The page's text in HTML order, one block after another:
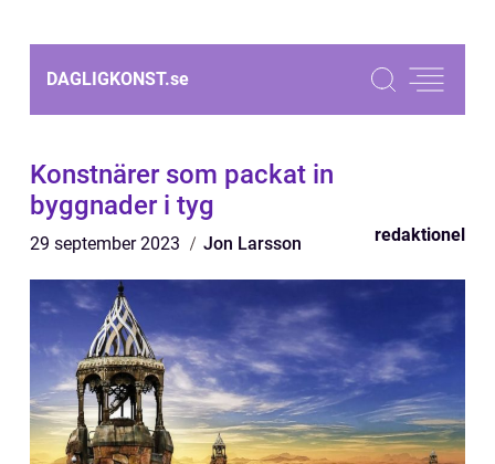
DAGLIGKONST.se
Konstnärer som packat in
byggnader i tyg
29 september 2023 Jon Larsson redaktionel